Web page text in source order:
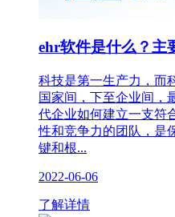
ehr软件是什么？主
科技是第一生产力，而
国家间，下至企业间，
代企业如何建立一支符
性和竞争力的团队，是
键和根...
2022-06-06
了解详情